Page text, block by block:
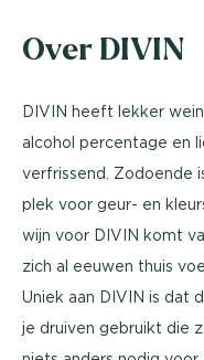
Over DIVIN
DIVIN heeft lekker
alcohol percentage en
verfrissend. Zodoende
plek voor geur- en
wijn voor DIVIN komt
zich al eeuwen thuis
Uniek aan DIVIN is dat
je druiven gebruikt die